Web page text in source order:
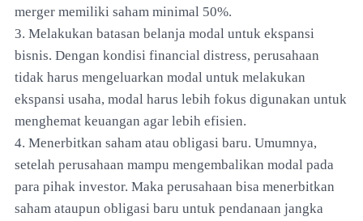
merger memiliki saham minimal 50%.
3. Melakukan batasan belanja modal untuk ekspansi
bisnis. Dengan kondisi financial distress, perusahaan
tidak harus mengeluarkan modal untuk melakukan
ekspansi usaha, modal harus lebih fokus digunakan untuk
menghemat keuangan agar lebih efisien.
4. Menerbitkan saham atau obligasi baru. Umumnya,
setelah perusahaan mampu mengembalikan modal pada
para pihak investor. Maka perusahaan bisa menerbitkan
saham ataupun obligasi baru untuk pendanaan jangka